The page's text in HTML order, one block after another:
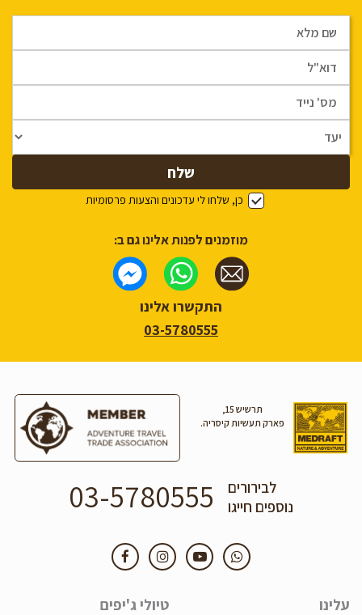
כן, שלחו לי עדכונים והצעות פרסומיות
מוזמנים לפנות אלינו גם ב:
התקשרו אלינו
03-5780555
תרשיש 15,
פארק תעשיות קיסריה.
לבירורים
נוספים חייגו
03-5780555
עלינו טיולי ג'יפים